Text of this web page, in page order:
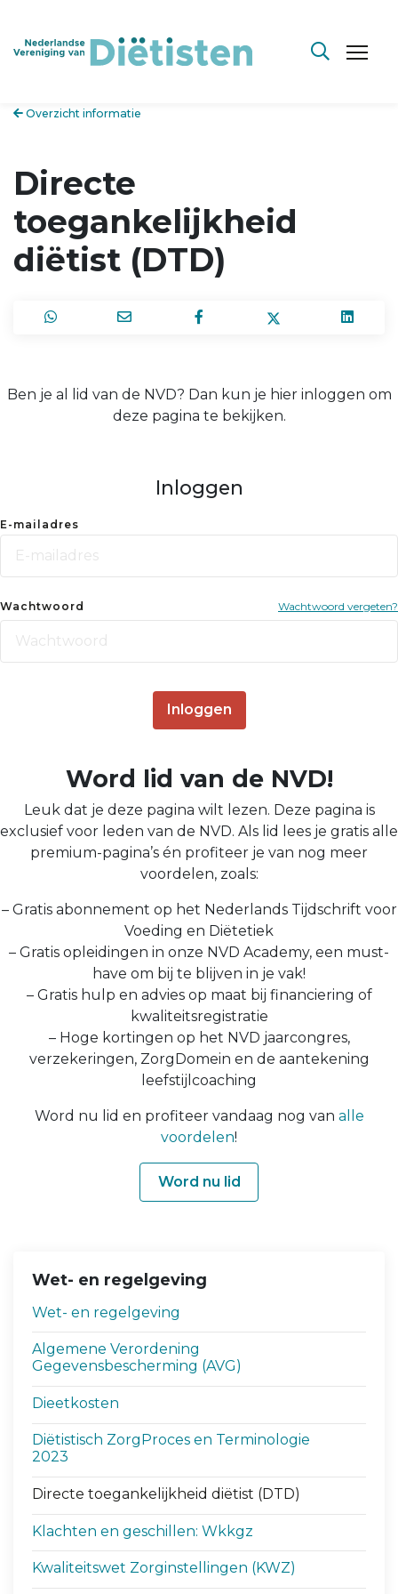
Overzicht informatie
Directe
toegankelijkheid
diëtist (DTD)
Ben je al lid van de NVD? Dan kun je hier inloggen om
deze pagina te bekijken.
Inloggen
E-mailadres
Wachtwoord Wachtwoord vergeten?
Inloggen
Word lid van de NVD!
Leuk dat je deze pagina wilt lezen. Deze pagina is
exclusief voor leden van de NVD. Als lid lees je gratis alle
premium-pagina’s én profiteer je van nog meer
voordelen, zoals:
– Gratis abonnement op het Nederlands Tijdschrift voor
Voeding en Diëtetiek
– Gratis opleidingen in onze NVD Academy, een must-
have om bij te blijven in je vak!
– Gratis hulp en advies op maat bij financiering of
kwaliteitsregistratie
– Hoge kortingen op het NVD jaarcongres,
verzekeringen, ZorgDomein en de aantekening
leefstijlcoaching
Word nu lid en profiteer vandaag nog van alle
voordelen!
Word nu lid
Wet- en regelgeving
Wet- en regelgeving
Algemene Verordening
Gegevensbescherming (AVG)
Dieetkosten
Diëtistisch ZorgProces en Terminologie
2023
Directe toegankelijkheid diëtist (DTD)
Klachten en geschillen: Wkkgz
Kwaliteitswet Zorginstellingen (KWZ)